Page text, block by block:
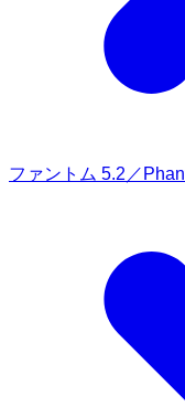
ファントム 5.2／